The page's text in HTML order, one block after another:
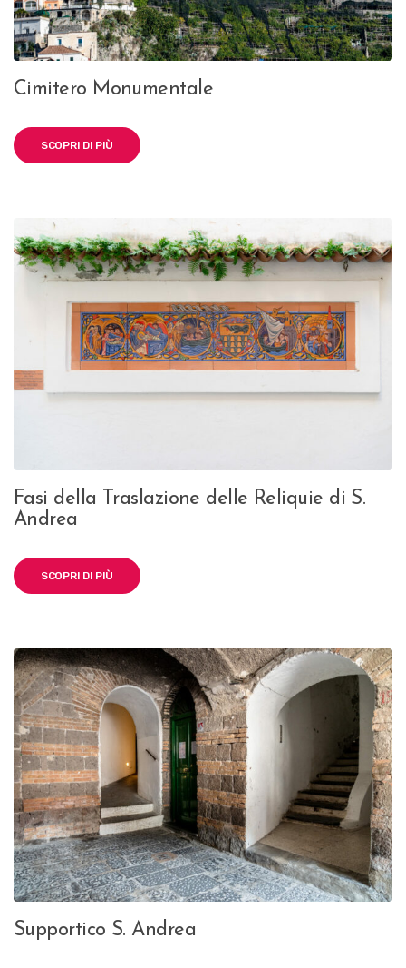
Cimitero Monumentale
SCOPRI DI PIÙ
Fasi della Traslazione delle Reliquie di S.
Andrea
SCOPRI DI PIÙ
Supportico S. Andrea